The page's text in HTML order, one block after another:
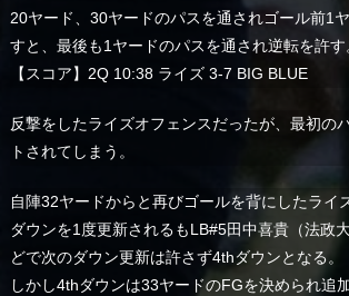
20ヤード、30ヤードのパスを通されゴール前1
すと、最後も1ヤードのパスを通され逆転を許す
【スコア】2Q 10:38 ライズ 3-7 BIG BLUE
反撃をしたライズオフェンスだったが、最初の
トされてしまう。
自陣32ヤードからと再びゴールを背にしたライ
ダウンを1度更新されるもLB#5田中喜貴（法政
どで次のダウン更新は許さず4thダウンとなる。
しかし4thダウンは33ヤードのFGを決められ追